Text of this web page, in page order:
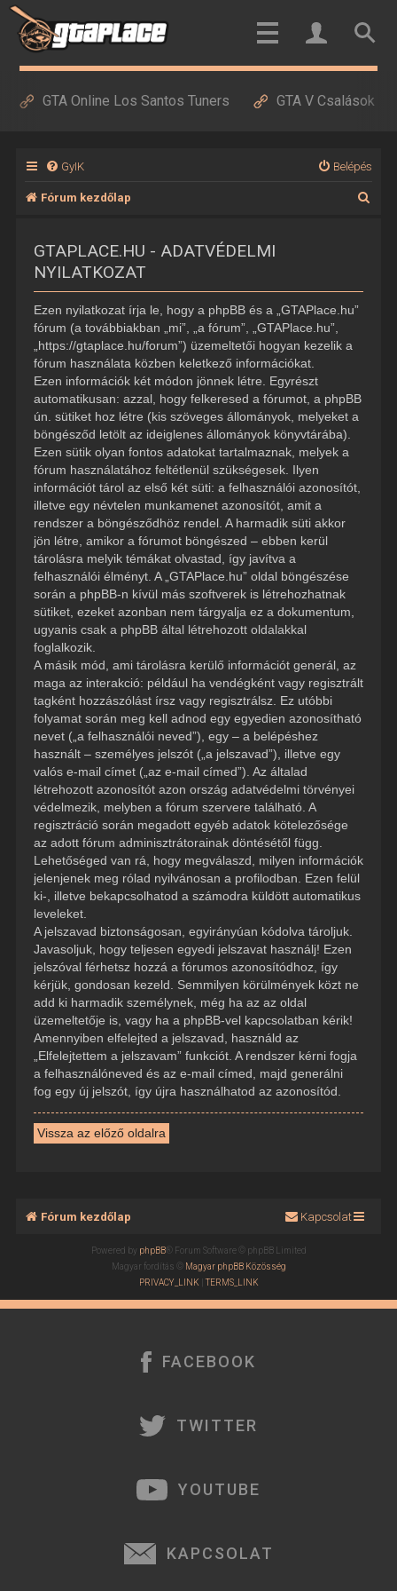
GTA Online Los Santos Tuners GTA V Csalások
GyIK Belépés
Fórum kezdőlap
GTAPLACE.HU - ADATVÉDELMI
NYILATKOZAT
Ezen nyilatkozat írja le, hogy a phpBB és a „GTAPlace.hu”
fórum (a továbbiakban „mi”, „a fórum”, „GTAPlace.hu”,
„https://gtaplace.hu/forum”) üzemeltetői hogyan kezelik a
fórum használata közben keletkező információkat.
Ezen információk két módon jönnek létre. Egyrészt
automatikusan: azzal, hogy felkeresed a fórumot, a phpBB
ún. sütiket hoz létre (kis szöveges állományok, melyeket a
böngésződ letölt az ideiglenes állományok könyvtárába).
Ezen sütik olyan fontos adatokat tartalmaznak, melyek a
fórum használatához feltétlenül szükségesek. Ilyen
információt tárol az első két süti: a felhasználói azonosítót,
illetve egy névtelen munkamenet azonosítót, amit a
rendszer a böngésződhöz rendel. A harmadik süti akkor
jön létre, amikor a fórumot böngészed – ebben kerül
tárolásra melyik témákat olvastad, így javítva a
felhasználói élményt. A „GTAPlace.hu” oldal böngészése
során a phpBB-n kívül más szoftverek is létrehozhatnak
sütiket, ezeket azonban nem tárgyalja ez a dokumentum,
ugyanis csak a phpBB által létrehozott oldalakkal
foglalkozik.
A másik mód, ami tárolásra kerülő információt generál, az
maga az interakció: például ha vendégként vagy regisztrált
tagként hozzászólást írsz vagy regisztrálsz. Ez utóbbi
folyamat során meg kell adnod egy egyedien azonosítható
nevet („a felhasználói neved”), egy – a belépéshez
használt – személyes jelszót („a jelszavad”), illetve egy
valós e-mail címet („az e-mail címed”). Az általad
létrehozott azonosítót azon ország adatvédelmi törvényei
védelmezik, melyben a fórum szervere található. A
regisztráció során megadott egyéb adatok kötelezősége
az adott fórum adminisztrátorainak döntésétől függ.
Lehetőséged van rá, hogy megválaszd, milyen információk
jelenjenek meg rólad nyilvánosan a profilodban. Ezen felül
ki-, illetve bekapcsolhatod a számodra küldött automatikus
leveleket.
A jelszavad biztonságosan, egyirányúan kódolva tároljuk.
Javasoljuk, hogy teljesen egyedi jelszavat használj! Ezen
jelszóval férhetsz hozzá a fórumos azonosítódhoz, így
kérjük, gondosan kezeld. Semmilyen körülmények közt ne
add ki harmadik személynek, még ha az az oldal
üzemeltetője is, vagy ha a phpBB-vel kapcsolatban kérik!
Amennyiben elfelejted a jelszavad, használd az
„Elfelejtettem a jelszavam” funkciót. A rendszer kérni fogja
a felhasználóneved és az e-mail címed, majd generálni
fog egy új jelszót, így újra használhatod az azonosítód.
Vissza az előző oldalra
Fórum kezdőlap Kapcsolat
Powered by phpBB® Forum Software © phpBB Limited
Magyar fordítás © Magyar phpBB Közösség
PRIVACY_LINK |TERMS_LINK
FACEBOOK
TWITTER
YOUTUBE
KAPCSOLAT